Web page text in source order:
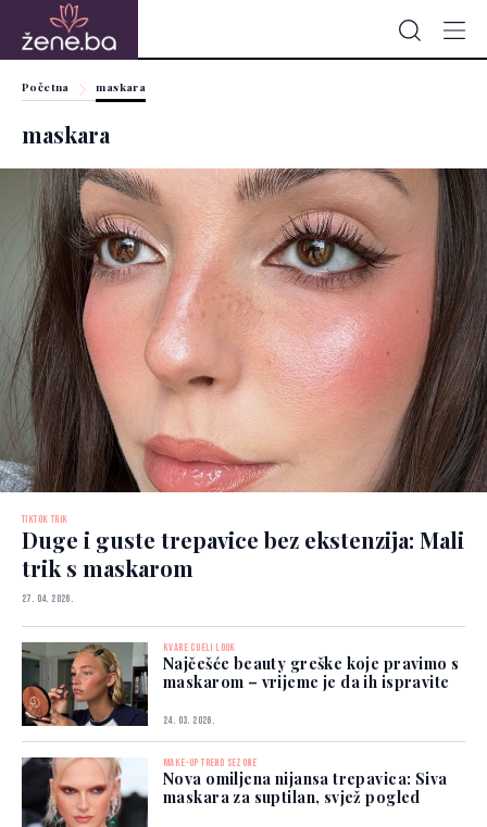
Početna maskara
maskara
TIKTOK TRIK
Duge i guste trepavice bez ekstenzija: Mali
trik s maskarom
27. 04. 2026.
KVARE CIJELI LOOK
Najčešće beauty greške koje pravimo s
maskarom – vrijeme je da ih ispravite
24. 03. 2026.
MAKE-UP TREND SEZONE
Nova omiljena nijansa trepavica: Siva
maskara za suptilan, svjež pogled